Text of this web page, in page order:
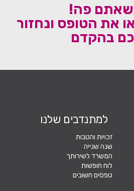
שאתם פה!
את הטופס ונחזור
בהקדם
למתנדבים שלנו
זכויות והטבות
שנה שנייה
המשרד לשירותך
לוח חופשות
טפסים חשובים